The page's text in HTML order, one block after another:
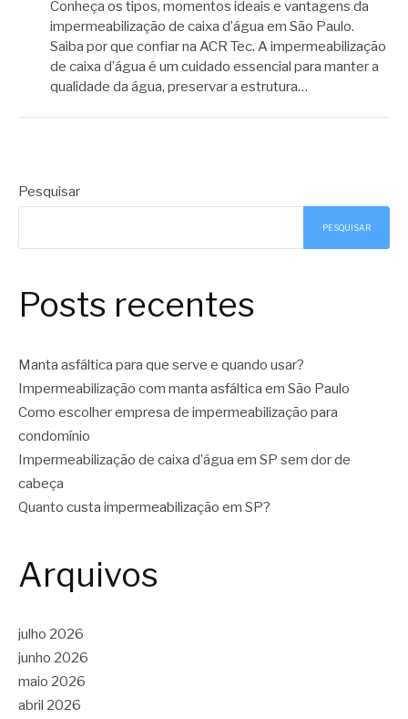
Conheça os tipos, momentos ideais e vantagens da
impermeabilização de caixa d’água em São Paulo.
Saiba por que confiar na ACR Tec. A impermeabilização
de caixa d’água é um cuidado essencial para manter a
qualidade da água, preservar a estrutura…
Pesquisar
PESQUISAR
Posts recentes
Manta asfáltica para que serve e quando usar?
Impermeabilização com manta asfáltica em São Paulo
Como escolher empresa de impermeabilização para
condomínio
Impermeabilização de caixa d’água em SP sem dor de
cabeça
Quanto custa impermeabilização em SP?
Arquivos
julho 2026
junho 2026
maio 2026
abril 2026